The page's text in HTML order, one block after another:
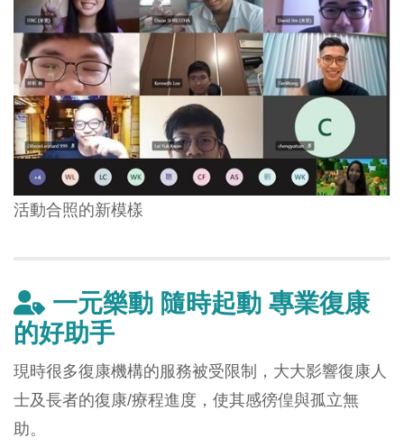
活動合照的新模樣
一元樂動 隨時起動 專業復康
的好助手
現時很多復康機構的服務被受限制，大大影響復康人
士及長者的復康/療程進度，使其感徬偟與孤立無
助。